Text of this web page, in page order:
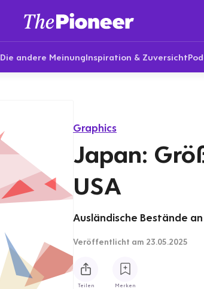
Die andere MeinungInspiration & Zuversicht
Graphics
Japan:
USA
Ausländische Bestände
Veröffentlicht am 23.05.2025
Teilen Merken